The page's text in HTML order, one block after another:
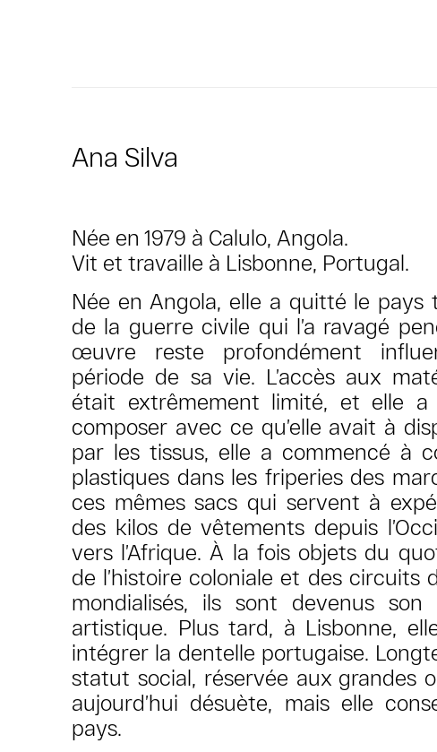
Ana Silva
Née en 1979 à Calulo, Angola.
Vit et travaille à Lisbonne, Portugal.
Née en Angola, elle a quitté le pays
de la guerre civile qui l’a ravagé
œuvre reste profondément
période de sa vie. L’accès aux
était extrêmement limité, et elle
composer avec ce qu’elle avait à
par les tissus, elle a commencé à
plastiques dans les friperies des
ces mêmes sacs qui servent à
des kilos de vêtements depuis
vers l’Afrique. À la fois objets du
de l’histoire coloniale et des circuits
mondialisés, ils sont devenus son
artistique. Plus tard, à Lisbonne,
intégrer la dentelle portugaise.
statut social, réservée aux grandes
aujourd’hui désuète, mais elle
pays.